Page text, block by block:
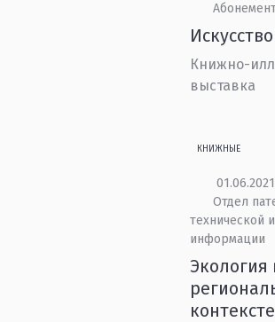
Книжно-
выставка
КНИЖНЫЕ
Отдел
технической
информации
Экология
контексте